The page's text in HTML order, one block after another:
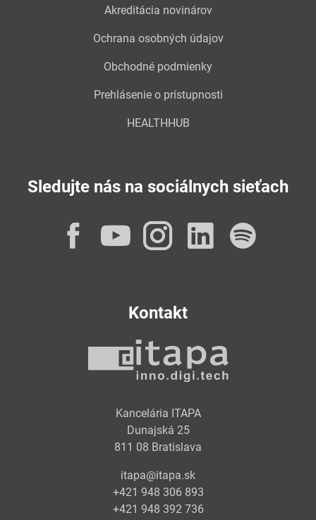
Akreditácia novinárov
Ochrana osobných údajov
Obchodné podmienky
Prehlásenie o prístupnosti
HEALTHHUB
Sledujte nás na sociálnych sieťach
Facebook
YouTube
Instagram
Kontakt
Kancelária ITAPA
Dunajská 25
811 08 Bratislava
itapa@itapa.sk
+421 948 306 893
+421 948 392 736